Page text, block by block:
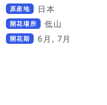
原産地 日本
開花場所 低山
開花期 6月, 7月